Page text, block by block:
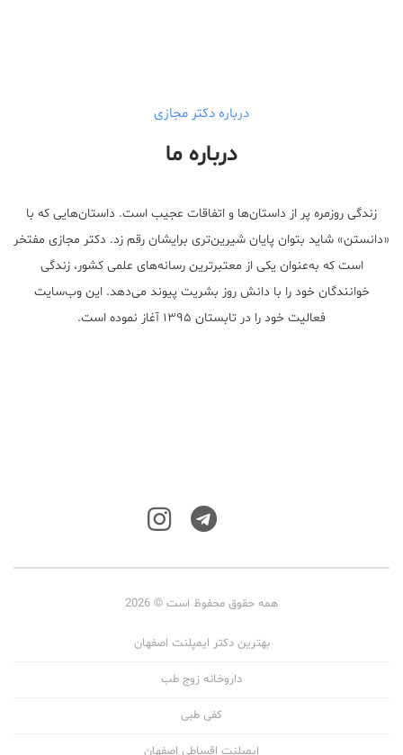
درباره دکتر مجازی
درباره ما
زندگی روزمره پر از داستان‌ها و اتفاقات عجیب است. داستان‌هایی که با
«دانستن» شاید بتوان پایان شیرین‌تری برایشان رقم زد. دکتر مجازی مفتخر
است که به‌عنوان یکی از معتبر‌ترین رسانه‌های علمی کشور، زندگی
خوانندگان خود را با دانش روز بشریت پیوند می‌دهد. این وب‌سایت
فعالیت خود را در تابستان ۱۳۹۵ آغاز نموده است.
همه حقوق محفوظ است © 2026
بهترین دکتر ایمپلنت اصفهان
داروخانه زوج طب
کفی طبی
ایمپلنت اقساطی اصفهان